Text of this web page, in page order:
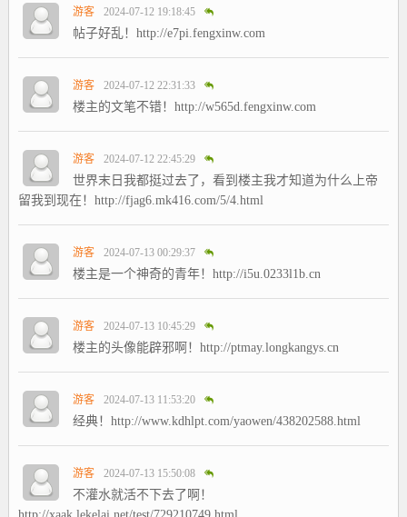
游客 2024-07-12 19:18:45
帖子好乱！http://e7pi.fengxinw.com
游客 2024-07-12 22:31:33
楼主的文笔不错！http://w565d.fengxinw.com
游客 2024-07-12 22:45:29
世界末日我都挺过去了，看到楼主我才知道为什么上帝
留我到现在！http://fjag6.mk416.com/5/4.html
游客 2024-07-13 00:29:37
楼主是一个神奇的青年！http://i5u.0233l1b.cn
游客 2024-07-13 10:45:29
楼主的头像能辟邪啊！http://ptmay.longkangys.cn
游客 2024-07-13 11:53:20
经典！http://www.kdhlpt.com/yaowen/438202588.html
游客 2024-07-13 15:50:08
不灌水就活不下去了啊！